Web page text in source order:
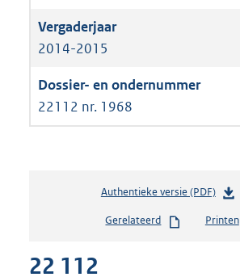
2014-2015
22112 nr. 1968
Authentieke versie (PDF)b
s
Gerelateerd Printen
22 112